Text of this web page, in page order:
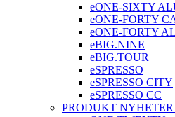
eONE-SIXTY
eONE-FORTY
eONE-FORTY
eBIG.NINE
eBIG.TOUR
eSPRESSO
eSPRESSO CITY
eSPRESSO CC
PRODUKT